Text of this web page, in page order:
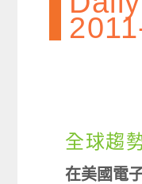
全球趨
在美國電